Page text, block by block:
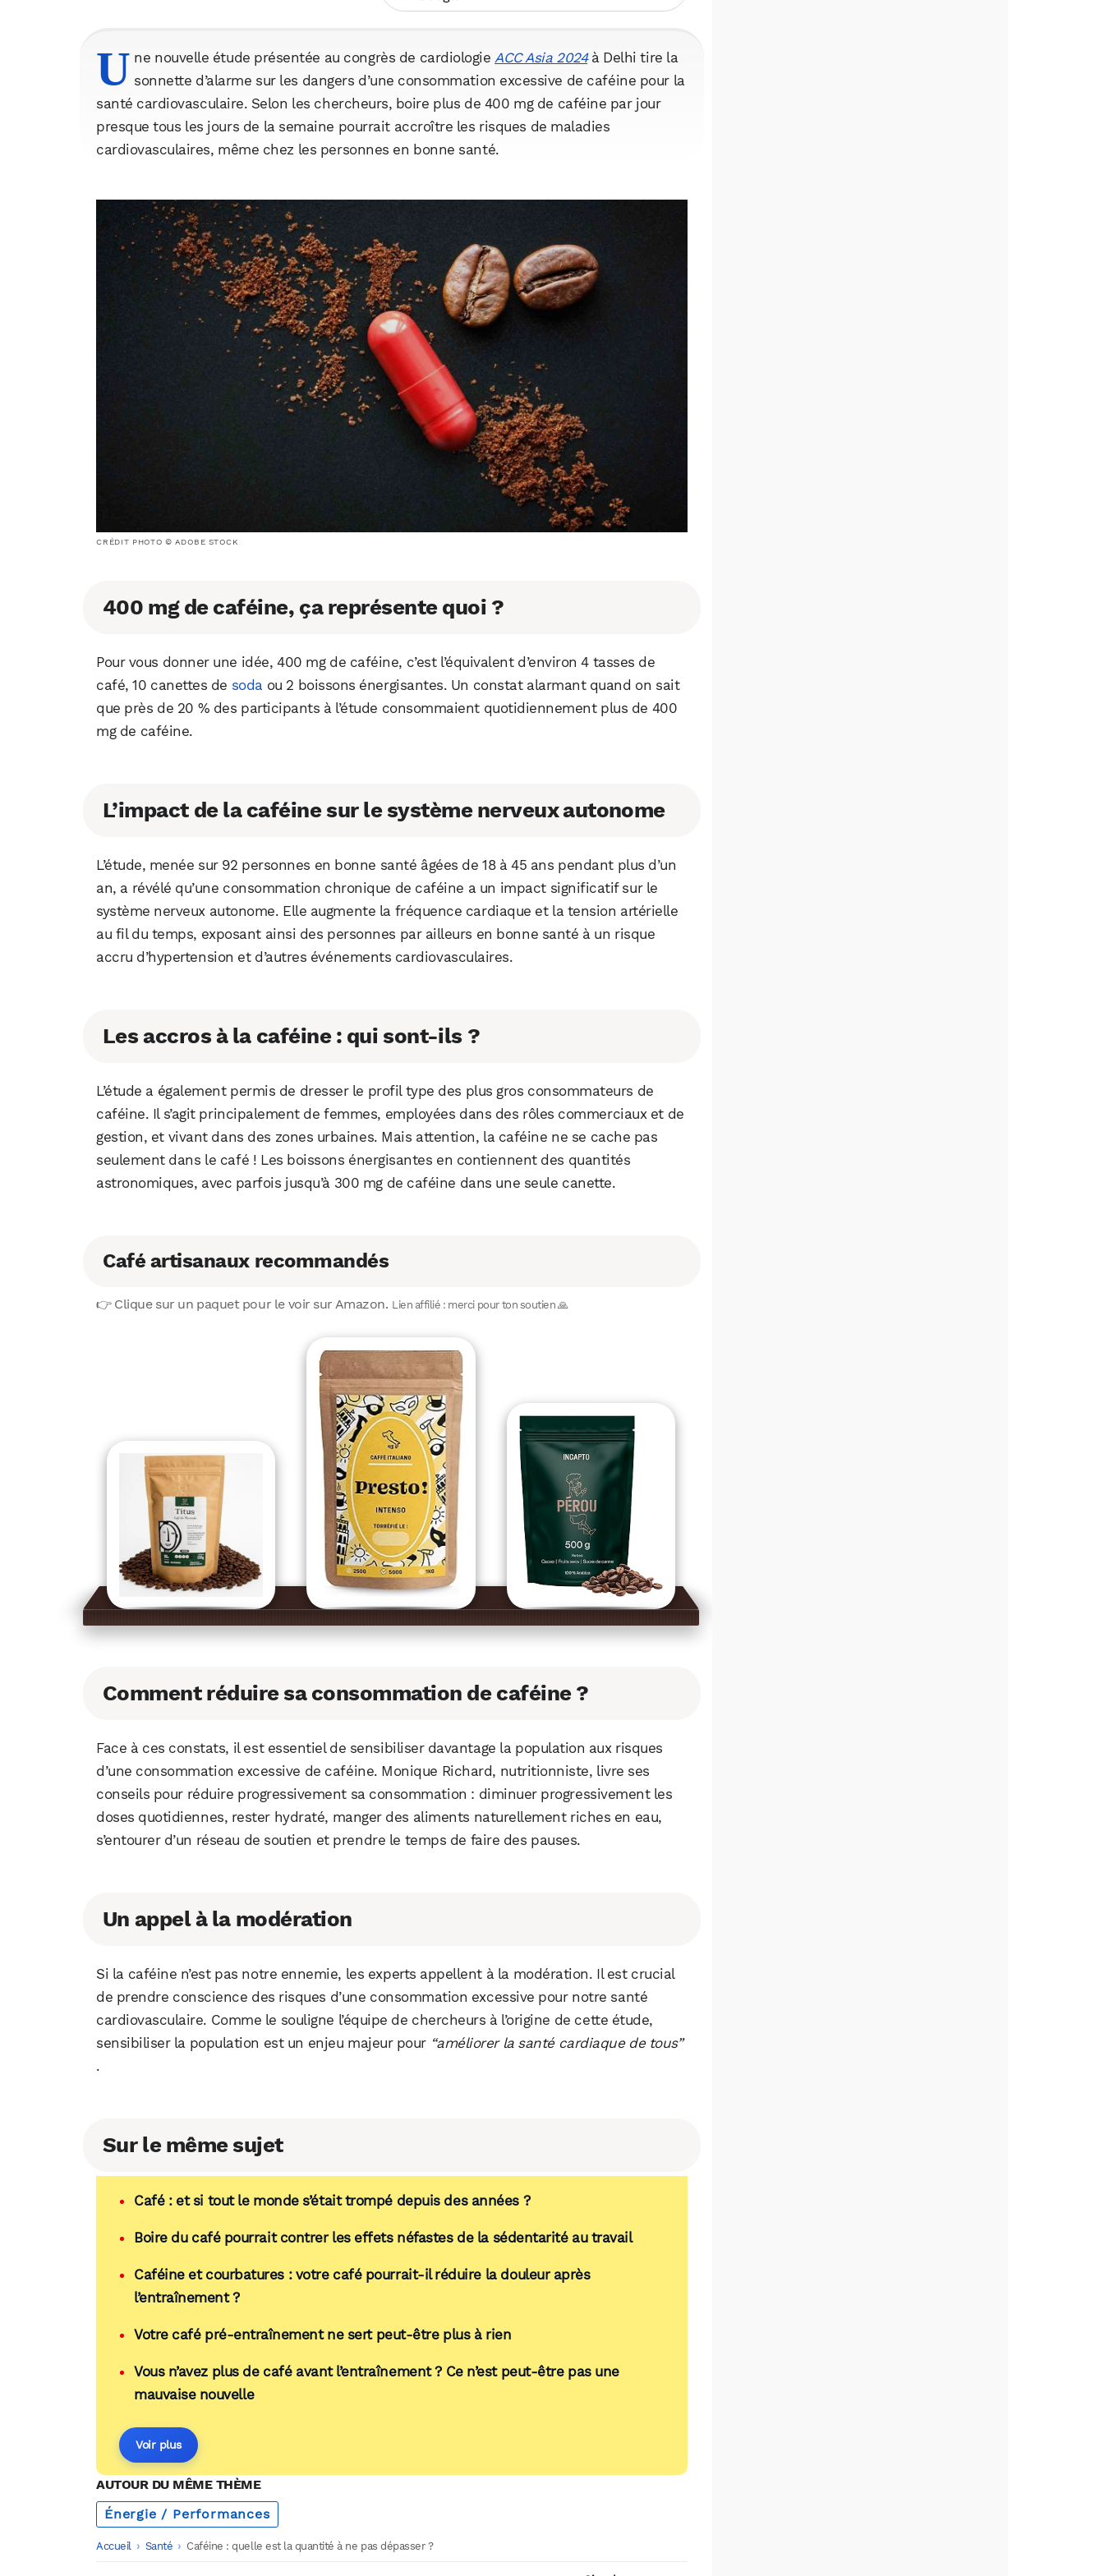
U ne nouvelle étude présentée au congrès de cardiologieACC Asia 2024à Delhi tire la
sonnette d’alarme sur les dangers d’une consommation excessive de caféine pour la
santé cardiovasculaire. Selon les chercheurs, boire plus de 400 mg de caféine par jour
presque tous les jours de la semaine pourrait accroître les risques de maladies
cardiovasculaires, même chez les personnes en bonne santé.
CRÉDIT PHOTO © ADOBE STOCK
400 mg de caféine, ça représente quoi ?
Pour vous donner une idée, 400 mg de caféine, c’est l’équivalent d’environ 4 tasses de
café, 10 canettes de soda ou 2 boissons énergisantes. Un constat alarmant quand on sait
que près de 20 % des participants à l’étude consommaient quotidiennement plus de 400
mg de caféine.
L’impact de la caféine sur le système nerveux autonome
L’étude, menée sur 92 personnes en bonne santé âgées de 18 à 45 ans pendant plus d’un
an, a révélé qu’une consommation chronique de caféine a un impact significatif sur le
système nerveux autonome. Elle augmente la fréquence cardiaque et la tension artérielle
au fil du temps, exposant ainsi des personnes par ailleurs en bonne santé à un risque
accru d’hypertension et d’autres événements cardiovasculaires.
Les accros à la caféine : qui sont-ils ?
L’étude a également permis de dresser le profil type des plus gros consommateurs de
caféine. Il s’agit principalement de femmes, employées dans des rôles commerciaux et de
gestion, et vivant dans des zones urbaines. Mais attention, la caféine ne se cache pas
seulement dans le café ! Les boissons énergisantes en contiennent des quantités
astronomiques, avec parfois jusqu’à 300 mg de caféine dans une seule canette.
Café artisanaux recommandés
👉 Clique sur un paquet pour le voir sur Amazon. Lien affilié : merci pour ton soutien 🙏
Comment réduire sa consommation de caféine ?
Face à ces constats, il est essentiel de sensibiliser davantage la population aux risques
d’une consommation excessive de caféine. Monique Richard, nutritionniste, livre ses
conseils pour réduire progressivement sa consommation : diminuer progressivement les
doses quotidiennes, rester hydraté, manger des aliments naturellement riches en eau,
s’entourer d’un réseau de soutien et prendre le temps de faire des pauses.
Un appel à la modération
Si la caféine n’est pas notre ennemie, les experts appellent à la modération. Il est crucial
de prendre conscience des risques d’une consommation excessive pour notre santé
cardiovasculaire. Comme le souligne l’équipe de chercheurs à l’origine de cette étude,
sensibiliser la population est un enjeu majeur pour “améliorer la santé cardiaque de tous”
.
Sur le même sujet
Café : et si tout le monde s’était trompé depuis des années ?
Boire du café pourrait contrer les effets néfastes de la sédentarité au travail
Caféine et courbatures : votre café pourrait-il réduire la douleur après
l’entraînement ?
Votre café pré-entraînement ne sert peut-être plus à rien
Vous n’avez plus de café avant l’entraînement ? Ce n’est peut-être pas une
mauvaise nouvelle
Voir plus
AUTOUR DU MÊME THÈME
Énergie / Performances
Accueil -
Santé -
Caféine : quelle est la quantité à ne pas dépasser ?
Facebook